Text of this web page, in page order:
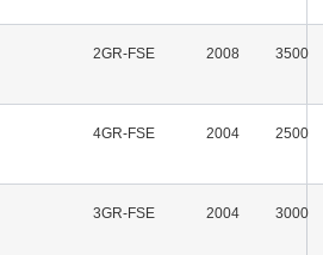
2GR-FSE 2008 3500
4GR-FSE 2004 2500
3GR-FSE 2004 3000